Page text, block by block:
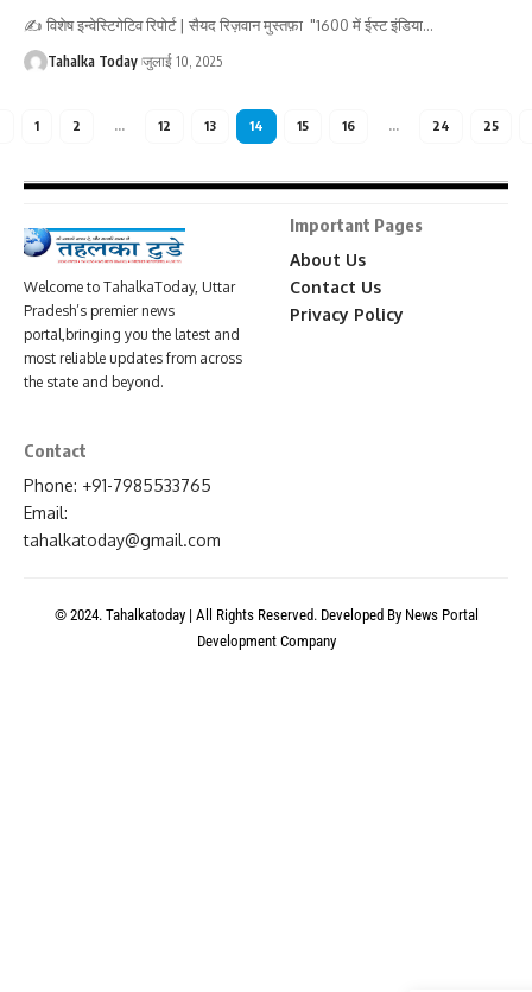
✍️ विशेष इन्वेस्टिगेटिव रिपोर्ट | सैयद रिज़वान मुस्तफ़ा "1600 में ईस्ट इंडिया…
Tahalka Today जुलाई 10, 2025
1 2 … 12 13 14 15 16 … 24 25
Welcome to TahalkaToday, Uttar
Pradesh’s premier news
portal,bringing you the latest and
most reliable updates from across
the state and beyond.
Important Pages
About Us
Contact Us
Privacy Policy
Contact
Phone: +91-7985533765
Email:
tahalkatoday@gmail.com
© 2024. Tahalkatoday | All Rights Reserved. Developed By News Portal
Development Company